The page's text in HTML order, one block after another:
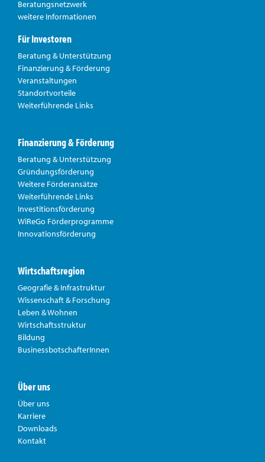
Beratungsnetzwerk
weitere Informationen
Für Investoren
Beratung & Unterstützung
Finanzierung & Förderung
Veranstaltungen
Standortvorteile
Weiterführende Links
Finanzierung & Förderung
Beratung & Unterstützung
Gründungsförderung
Weitere Förderansätze
Weiterführende Links
Investitionsförderung
WiReGo Förderprogramme
Innovationsförderung
Wirtschaftsregion
Geografie & Infrastruktur
Wissenschaft & Forschung
Leben & Wohnen
Wirtschaftsstruktur
Bildung
BusinessbotschafterInnen
Über uns
Über uns
Karriere
Downloads
Kontakt